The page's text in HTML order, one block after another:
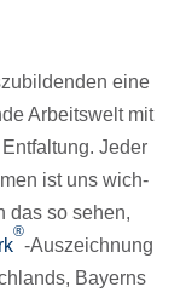
eine
Arbeits­welt mit
Jeder
ist uns wich­
das so sehen,
®
-Auszeich­nung
Bayerns